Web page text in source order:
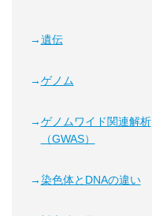
遺伝
ゲノム
ゲノムワイド関連解析
（GWAS）
染色体とDNAの違い